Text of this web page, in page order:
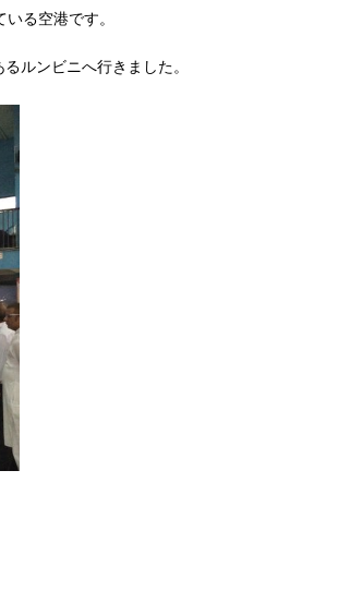
る空港です。
ルンビニへ行きました。